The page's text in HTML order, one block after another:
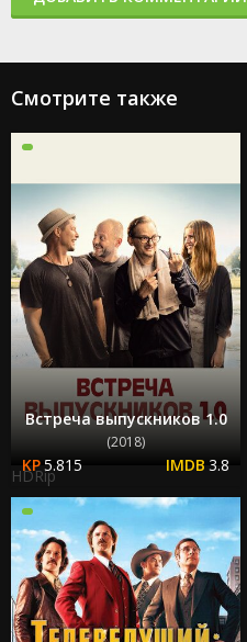
Смотрите также
Встреча выпускников 1.0
(2018)
5.815 3.8
HDRip